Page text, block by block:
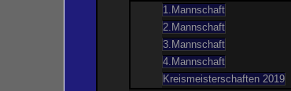
1.Mannschaft
2.Mannschaft
3.Mannschaft
4.Mannschaft
Kreismeisterschaften 2019